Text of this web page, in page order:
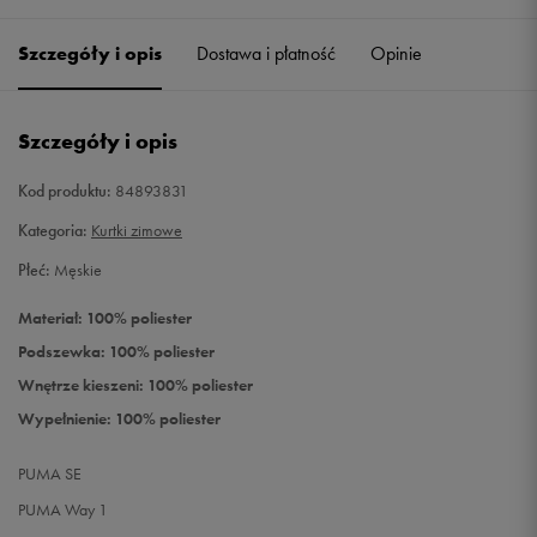
M Powiadom o dostępności
Szczegóły i opis Dostawa i płatność Opinie
Szczegóły i opis
Kod produktu: 84893831
Kategoria: Kurtki zimowe
Płeć: Męskie
Materiał: 100% poliester
Podszewka: 100% poliester
Wnętrze kieszeni: 100% poliester
Wypełnienie: 100% poliester
PUMA SE
PUMA Way 1